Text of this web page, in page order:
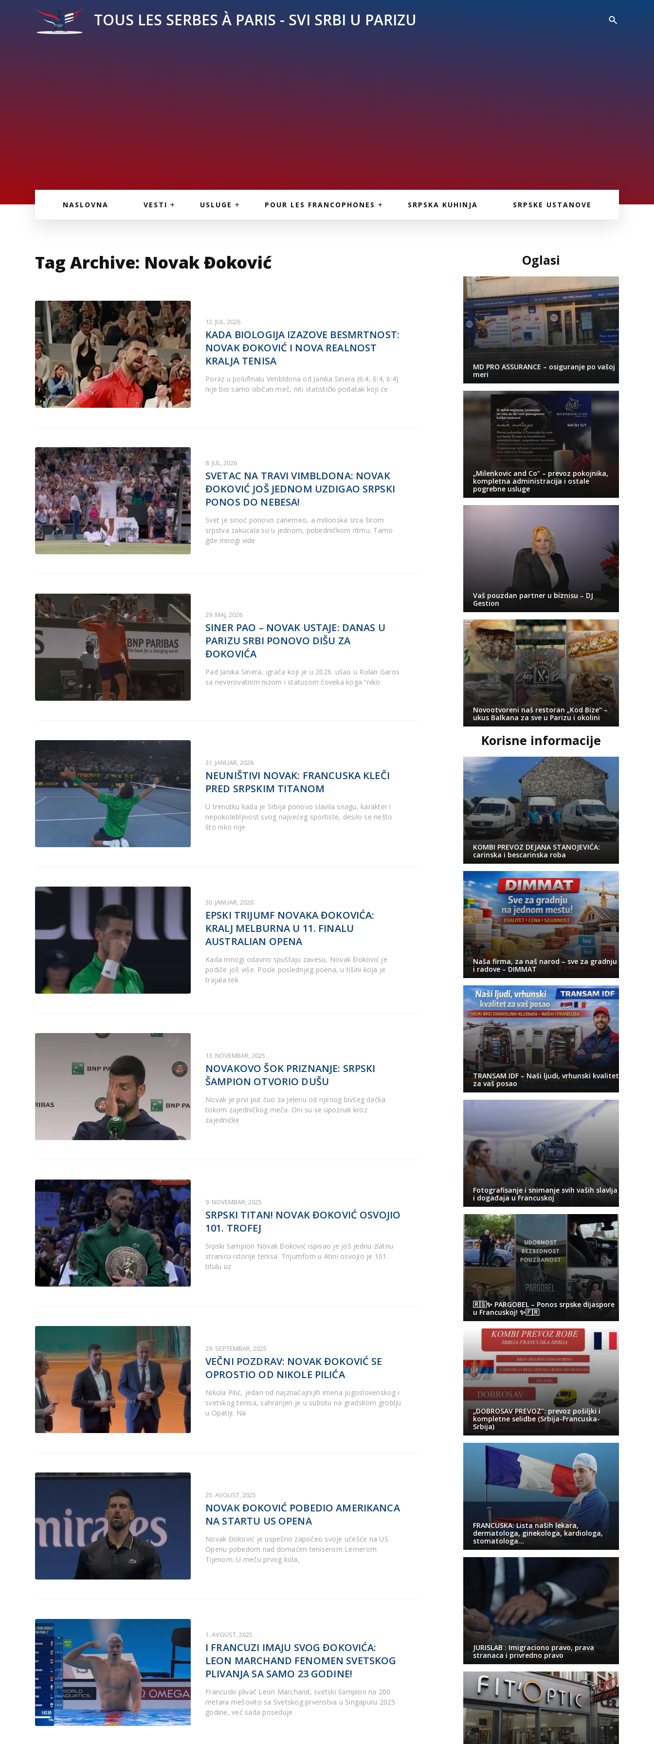
TOUS LES SERBES À PARIS - SVI SRBI U PARIZU
NASLOVNA VESTI USLUGE POUR LES FRANCOPHONES
PARIS
SERVICES
SRPSKA KUHINJA SRPSKE USTANOVE
Tag Archive: Novak Đoković
12. JUL, 2026
KADA BIOLOGIJA IZAZOVE BESMRTNOST:
NOVAK ĐOKOVIĆ I NOVA REALNOST
KRALJA TENISA
Poraz u polufinalu Vimbldona od Janika Sinera (6:4, 6:4, 6:4)
nije bio samo običan meč, niti statistički podatak koji će
8. JUL, 2026
SVETAC NA TRAVI VIMBLDONA: NOVAK
ĐOKOVIĆ JOŠ JEDNOM UZDIGAO SRPSKI
PONOS DO NEBESA!
Svet je sinoć ponovo zanemeo, a milionska srca širom
srpstva zakucala su u jednom, pobedničkom ritmu. Tamo
gde mnogi vide
29. MAJ, 2026
SINER PAO – NOVAK USTAJE: DANAS U
PARIZU SRBI PONOVO DIŠU ZA
ĐOKOVIĆA
Pad Janika Sinera, igrača koji je u 2026. ušao u Rolan Garos
sa neverovatnim nizom i statusom čoveka koga “niko
31. JANUAR, 2026
NEUNIŠTIVI NOVAK: FRANCUSKA KLEČI
PRED SRPSKIM TITANOM
U trenutku kada je Srbija ponovo slavila snagu, karakter i
nepokolebljivost svog najvećeg sportiste, desilo se nešto
što niko nije
30. JANUAR, 2026
EPSKI TRIJUMF NOVAKA ĐOKOVIĆA:
KRALJ MELBURNA U 11. FINALU
AUSTRALIAN OPENA
Kada mnogi odavno spuštaju zavesu, Novak Đoković je
podiže još više. Posle poslednjeg poena, u tišini koja je
trajala tek
13. NOVEMBAR, 2025
NOVAKOVO ŠOK PRIZNANJE: SRPSKI
ŠAMPION OTVORIO DUŠU
Novak je prvi put čuo za Jelenu od njenog bivšeg dečka
tokom zajedničkog meča. Oni su se upoznali kroz
zajedničke
9. NOVEMBAR, 2025
SRPSKI TITAN! NOVAK ĐOKOVIĆ OSVOJIO
101. TROFEJ
Srpski šampion Novak Đoković ispisao je još jednu zlatnu
stranicu istorije tenisa. Trijumfom u Atini osvojio je 101.
titulu uz
29. SEPTEMBAR, 2025
VEČNI POZDRAV: NOVAK ĐOKOVIĆ SE
OPROSTIO OD NIKOLE PILIĆA
Nikola Pilić, jedan od najznačajnijih imena jugoslovenskog i
svetskog tenisa, sahranjen je u subotu na gradskom groblju
u Opatiji. Na
25. AVGUST, 2025
NOVAK ĐOKOVIĆ POBEDIO AMERIKANCA
NA STARTU US OPENA
Novak Đoković je uspešno započeo svoje učešće na US
Openu pobedom nad domaćim teniserom Lernerom
Tijenom. U meču prvog kola,
1. AVGUST, 2025
I FRANCUZI IMAJU SVOG ĐOKOVIĆA:
LEON MARCHAND FENOMEN SVETSKOG
PLIVANJA SA SAMO 23 GODINE!
Francuski plivač Leon Marchand, svetski šampion na 200
metara mešovito sa Svetskog prvenstva u Singapuru 2025.
godine, već sada poseduje
Oglasi
MD PRO ASSURANCE – osiguranje po vašoj
meri
„Milenkovic and Co“ – prevoz pokojnika,
kompletna administracija i ostale
pogrebne usluge
Vaš pouzdan partner u biznisu – DJ
Gestion
Novootvoreni naš restoran „Kod Bize“ –
ukus Balkana za sve u Parizu i okolini
Korisne informacije
KOMBI PREVOZ DEJANA STANOJEVIĆA:
carinska i bescarinska roba
Naša firma, za naš narod – sve za gradnju
i radove – DIMMAT
TRANSAM IDF – Naši ljudi, vrhunski kvalitet
za vaš posao
Fotografisanje i snimanje svih vaših slavlja
i događaja u Francuskoj
🇷🇸✨ PARGOBEL – Ponos srpske dijaspore
u Francuskoj! ✨🇫🇷
„DOBROSAV PREVOZ“: prevoz pošiljki i
kompletne selidbe (Srbija-Francuska-
Srbija)
FRANCUSKA: Lista naših lekara,
dermatologa, ginekologa, kardiologa,
stomatologa…
JURISLAB : Imigraciono pravo, prava
stranaca i privredno pravo